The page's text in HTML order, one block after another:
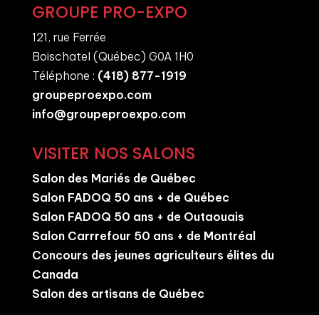
GROUPE PRO-EXPO
121, rue Ferrée
Boischatel (Québec) G0A 1H0
Téléphone : (418) 877-1919
groupeproexpo.com
info@groupeproexpo.com
VISITER NOS SALONS
Salon des Mariés de Québec
Salon FADOQ 50 ans + de Québec
Salon FADOQ 50 ans + de Outaouais
Salon Carrrefour 50 ans + de Montréal
Concours des jeunes agriculteurs élites du
Canada
Salon des artisans de Québec